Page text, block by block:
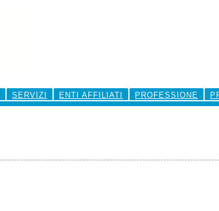
SERVIZI ENTI AFFILIATI PROFESSIONE